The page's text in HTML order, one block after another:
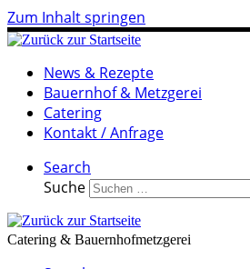
Zum Inhalt springen
News & Rezepte
Bauernhof & Metzgerei
Catering
Kontakt / Anfrage
Search
Suche
Catering & Bauernhofmetzgerei